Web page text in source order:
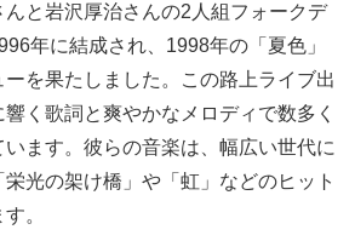
と岩沢厚治さんの2人組フォークデ
年に結成され、1998年の「夏色」
を果たしました。この路上ライブ出
く歌詞と爽やかなメロディで数多く
ます。彼らの音楽は、幅広い世代に
光の架け橋」や「虹」などのヒット
。